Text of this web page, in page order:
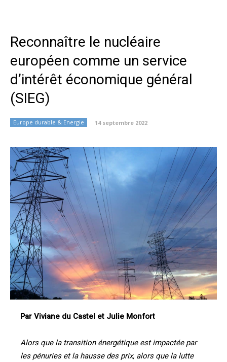
Reconnaître le nucléaire
européen comme un service
d’intérêt économique général
(SIEG)
Europe durable & Energie 14 septembre 2022
Par Viviane du Castel et Julie Monfort
Alors que la transition énergétique est impactée par
les pénuries et la hausse des prix, alors que la lutte